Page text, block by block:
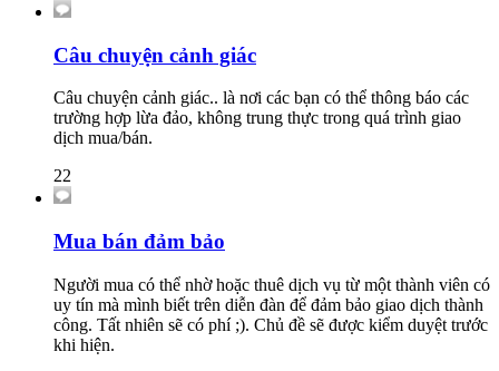
Câu chuyện cảnh giác
Câu chuyện cảnh giác.. là nơi các bạn có thể thông báo các
trường hợp lừa đảo, không trung thực trong quá trình giao
dịch mua/bán.
22
Mua bán đảm bảo
Người mua có thể nhờ hoặc thuê dịch vụ từ một thành viên có
uy tín mà mình biết trên diễn đàn để đảm bảo giao dịch thành
công. Tất nhiên sẽ có phí ;). Chủ đề sẽ được kiểm duyệt trước
khi hiện.